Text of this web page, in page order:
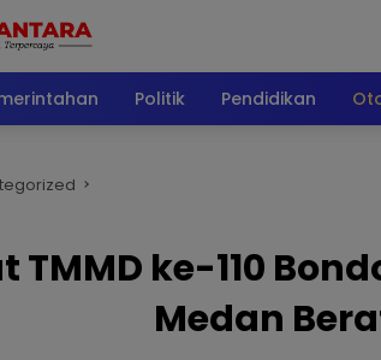
Politik Pendidikan
TMMD ke-110
Medan